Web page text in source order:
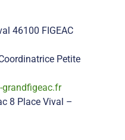
46100 FIGEAC
Petite
grandfigeac.fr
8 Place Vival –